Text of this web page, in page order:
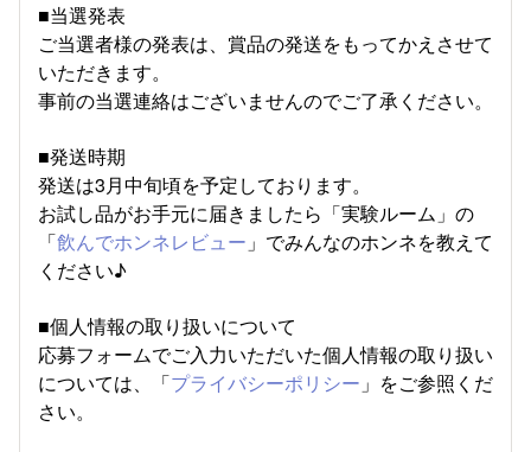
■当選発表
ご当選者様の発表は、賞品の発送をもってかえさせて
いただきます。
事前の当選連絡はございませんのでご了承ください。
■発送時期
発送は3月中旬頃を予定しております。
お試し品がお手元に届きましたら「実験ルーム」の
「飲んでホンネレビュー 」でみんなのホンネを教えて
ください♪
■個人情報の取り扱いについて
応募フォームでご入力いただいた個人情報の取り扱い
については、「プライバシーポリシー 」をご参照くだ
さい。